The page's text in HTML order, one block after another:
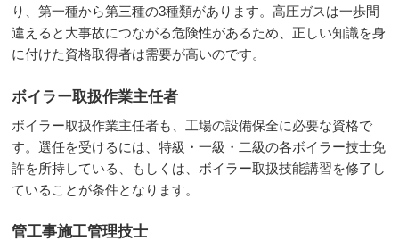
り、第一種から第三種の3種類があります。高圧ガスは一歩間
違えると大事故につながる危険性があるため、正しい知識を身
に付けた資格取得者は需要が高いのです。
ボイラー取扱作業主任者
ボイラー取扱作業主任者も、工場の設備保全に必要な資格で
す。選任を受けるには、特級・一級・二級の各ボイラー技士免
許を所持している、もしくは、ボイラー取扱技能講習を修了し
ていることが条件となります。
管工事施工管理技士